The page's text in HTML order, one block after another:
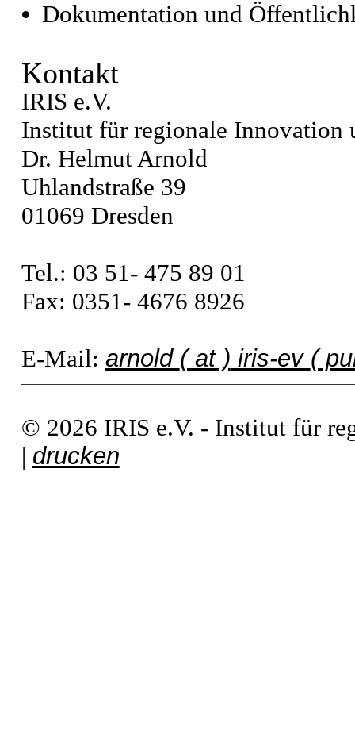
Dokumentation und
Kontakt
IRIS e.V.
Institut für regionale Innovation
Dr. Helmut Arnold
Uhlandstraße 39
01069 Dresden
Tel.: 03 51- 475 89 01
Fax: 0351- 4676 8926
E-Mail: arnold ( at ) iris-ev (
© 2026 IRIS e.V. - Institut für
| drucken